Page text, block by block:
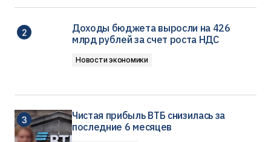
Доходы бюджета выросли на 426
млрд рублей за счет роста НДС
Новости экономики
Чистая прибыль ВТБ снизилась за
последние 6 месяцев